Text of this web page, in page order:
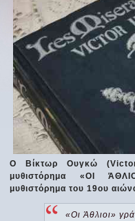
Ο Βίκτωρ Ουγκώ
μυθιστόρημα «ΟΙ
μυθιστόρημα του 19ου
«Οι Άθλιοι»